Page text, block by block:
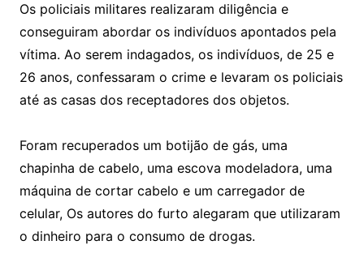
Os policiais militares realizaram diligência e
conseguiram abordar os indivíduos apontados pela
vítima. Ao serem indagados, os indivíduos, de 25 e
26 anos, confessaram o crime e levaram os policiais
até as casas dos receptadores dos objetos.
Foram recuperados um botijão de gás, uma
chapinha de cabelo, uma escova modeladora, uma
máquina de cortar cabelo e um carregador de
celular, Os autores do furto alegaram que utilizaram
o dinheiro para o consumo de drogas.